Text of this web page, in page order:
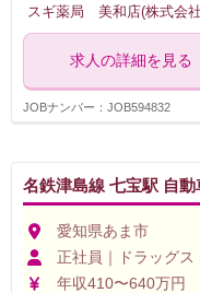
スギ薬局 美和店(株式会
求人の詳細を見る
JOBナンバー：JOB594832
名鉄津島線 七宝駅 自動
愛知県あま市
正社員｜ドラッグス
年収410〜640万円